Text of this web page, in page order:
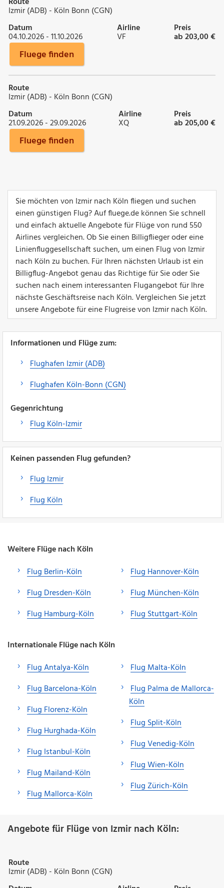
Izmir (ADB) - Köln Bonn (CGN)
Datum
04.10.2026 - 11.10.2026
Airline
VF
Preis
ab 203,00 €
Fluege finden
Route
Izmir (ADB) - Köln Bonn (CGN)
Datum
21.09.2026 - 29.09.2026
Airline
XQ
Preis
ab 205,00 €
Fluege finden
Sie möchten von Izmir nach Köln fliegen und suchen
einen günstigen Flug? Auf fluege.de können Sie schnell
und einfach aktuelle Angebote für Flüge von rund 550
Airlines vergleichen. Ob Sie einen Billigflieger oder eine
Linienfluggesellschaft suchen, um einen Flug von Izmir
nach Köln zu buchen. Für Ihren nächsten Urlaub ist ein
Billigflug-Angebot genau das Richtige für Sie oder Sie
suchen nach einem interessanten Flugangebot für Ihre
nächste Geschäftsreise nach Köln. Vergleichen Sie jetzt
unsere Angebote für eine Flugreise von Izmir nach Köln.
Informationen und Flüge zum:
Flughafen Izmir (ADB)
Flughafen Köln-Bonn (CGN)
Gegenrichtung
Flug Köln-Izmir
Keinen passenden Flug gefunden?
Flug Izmir
Flug Köln
Weitere Flüge nach Köln
Flug Berlin-Köln
Flug Dresden-Köln
Flug Hamburg-Köln
Flug Hannover-Köln
Flug München-Köln
Flug Stuttgart-Köln
Internationale Flüge nach Köln
Flug Antalya-Köln
Flug Barcelona-Köln
Flug Florenz-Köln
Flug Hurghada-Köln
Flug Istanbul-Köln
Flug Mailand-Köln
Flug Mallorca-Köln
Flug Malta-Köln
Flug Palma de Mallorca-
Köln
Flug Split-Köln
Flug Venedig-Köln
Flug Wien-Köln
Flug Zürich-Köln
Angebote für Flüge von Izmir nach Köln:
Route
Izmir (ADB) - Köln Bonn (CGN)